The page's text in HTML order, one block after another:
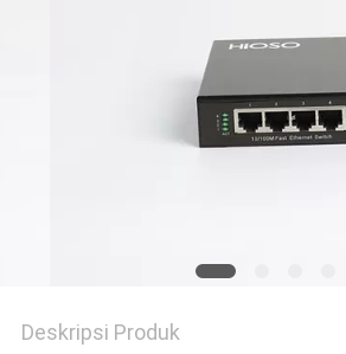
Deskripsi Produk